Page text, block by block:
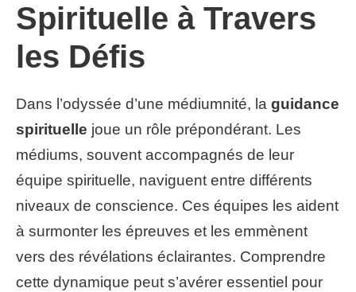
Spirituelle à Travers
les Défis
Dans l’odyssée d’une médiumnité, la guidance
spirituelle joue un rôle prépondérant. Les
médiums, souvent accompagnés de leur
équipe spirituelle, naviguent entre différents
niveaux de conscience. Ces équipes les aident
à surmonter les épreuves et les emmènent
vers des révélations éclairantes. Comprendre
cette dynamique peut s’avérer essentiel pour